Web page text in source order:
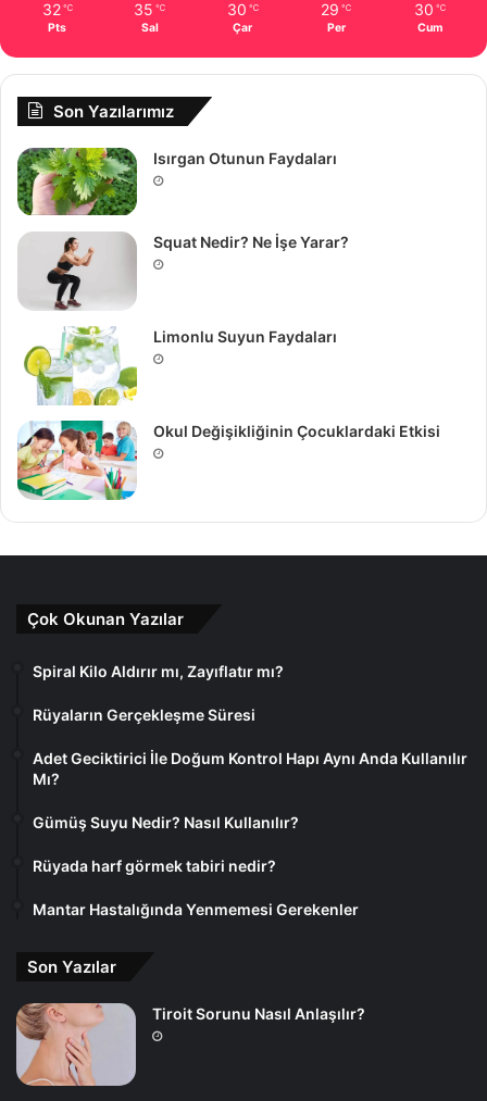
32 ℃
Pts
35 ℃
Sal
30 ℃
Çar
29 ℃
Per
30 ℃
Cum
Son Yazılarımız
Isırgan Otunun Faydaları
Squat Nedir? Ne İşe Yarar?
Limonlu Suyun Faydaları
Okul Değişikliğinin Çocuklardaki Etkisi
Çok Okunan Yazılar
Spiral Kilo Aldırır mı, Zayıflatır mı?
Rüyaların Gerçekleşme Süresi
Adet Geciktirici İle Doğum Kontrol Hapı Aynı Anda Kullanılır
Mı?
Gümüş Suyu Nedir? Nasıl Kullanılır?
Rüyada harf görmek tabiri nedir?
Mantar Hastalığında Yenmemesi Gerekenler
Son Yazılar
Tiroit Sorunu Nasıl Anlaşılır?